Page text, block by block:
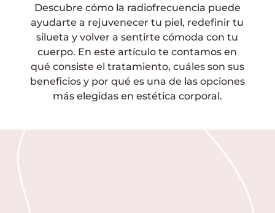
Descubre cómo la radiofrecuencia puede
ayudarte a rejuvenecer tu piel, redefinir tu
silueta y volver a sentirte cómoda con tu
cuerpo. En este artículo te contamos en
qué consiste el tratamiento, cuáles son sus
beneficios y por qué es una de las opciones
más elegidas en estética corporal.